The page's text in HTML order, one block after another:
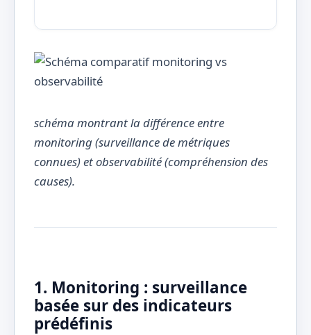
schéma montrant la différence entre
monitoring (surveillance de métriques
connues) et observabilité (compréhension des
causes).
1. Monitoring : surveillance
basée sur des indicateurs
prédéfinis